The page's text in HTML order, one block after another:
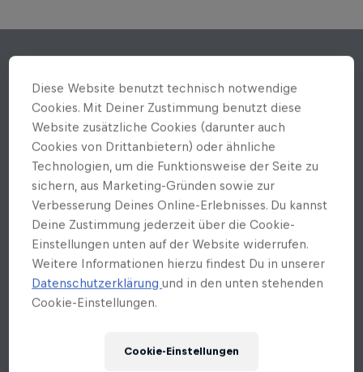
Diese Website benutzt technisch notwendige
Cookies. Mit Deiner Zustimmung benutzt diese
Website zusätzliche Cookies (darunter auch
Cookies von Drittanbietern) oder ähnliche
Technologien, um die Funktionsweise der Seite zu
sichern, aus Marketing-Gründen sowie zur
Verbesserung Deines Online-Erlebnisses. Du kannst
Deine Zustimmung jederzeit über die Cookie-
Einstellungen unten auf der Website widerrufen.
Weitere Informationen hierzu findest Du in unserer
Datenschutzerklärungund in den unten stehenden
Cookie-Einstellungen.
Cookie-Einstellungen